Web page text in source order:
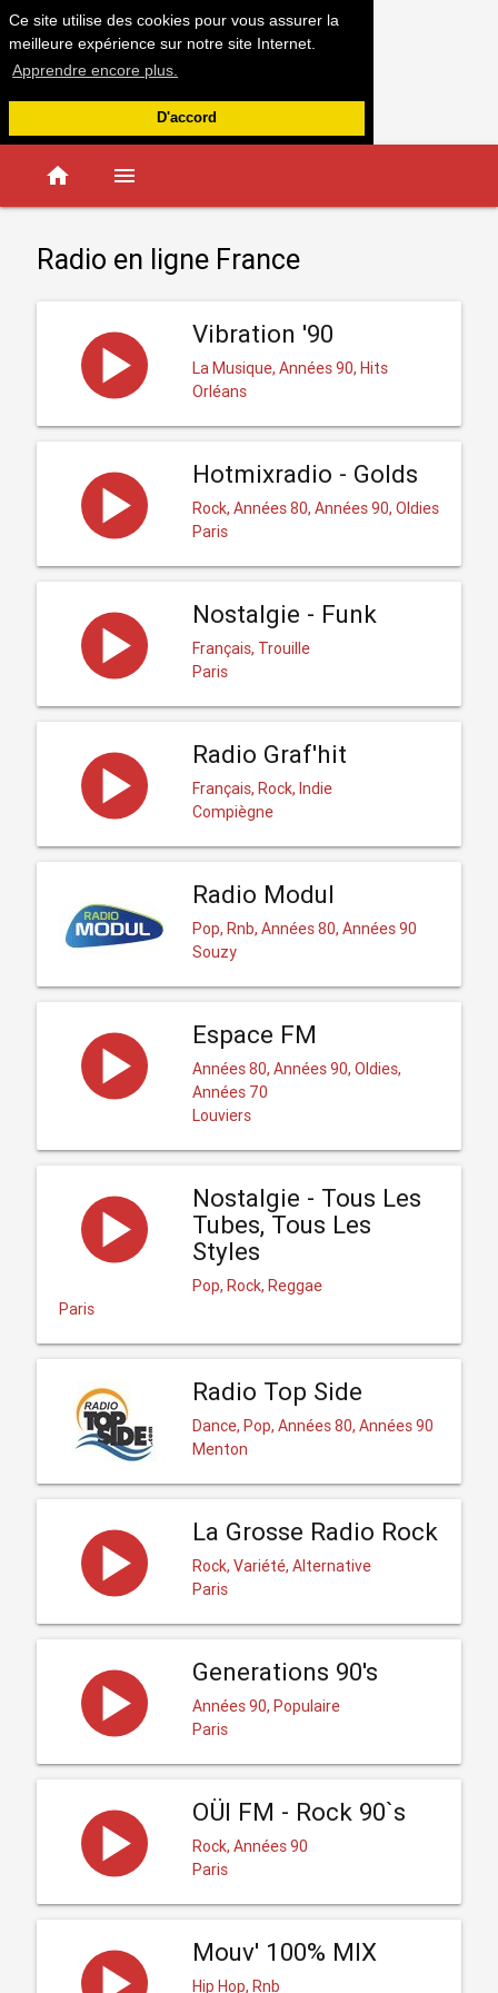
Ce site utilise des cookies pour vous assurer la
meilleure expérience sur notre site Internet.
Apprendre encore plus.
D'accord
home menu
Radio en ligne France
Vibration '90
La Musique, Années 90, Hits
Orléans
Hotmixradio - Golds
Rock, Années 80, Années 90, Oldies
Paris
Nostalgie - Funk
Français, Trouille
Paris
Radio Graf'hit
Français, Rock, Indie
Compiègne
Radio Modul
Pop, Rnb, Années 80, Années 90
Souzy
Espace FM
Années 80, Années 90, Oldies,
Années 70
Louviers
Nostalgie - Tous Les
Tubes, Tous Les
Styles
Pop, Rock, Reggae
Paris
Radio Top Side
Dance, Pop, Années 80, Années 90
Menton
La Grosse Radio Rock
Rock, Variété, Alternative
Paris
Generations 90's
Années 90, Populaire
Paris
OÜI FM - Rock 90`s
Rock, Années 90
Paris
Mouv' 100% MIX
Hip Hop, Rnb